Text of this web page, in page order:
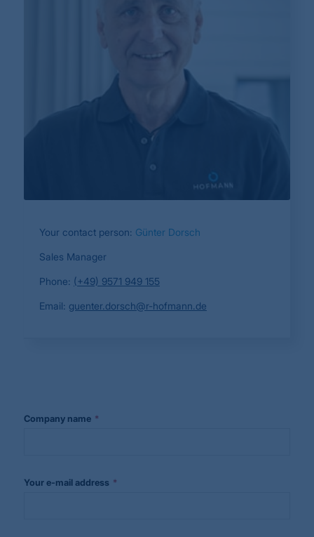
Your contact person: Günter Dorsch
Sales Manager
Phone: (+49) 9571 949 155
Email: guenter.dorsch@r-hofmann.de
Company name *
Your e-mail address *